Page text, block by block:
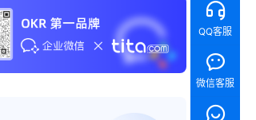
QQ客服
微信客服